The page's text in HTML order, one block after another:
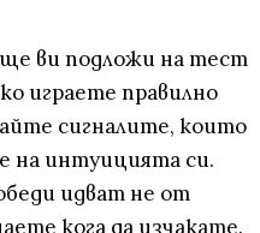
ви подложи на тест
играете правилно
сигналите, които
на интуицията си.
идват не от
кога да изчакате.